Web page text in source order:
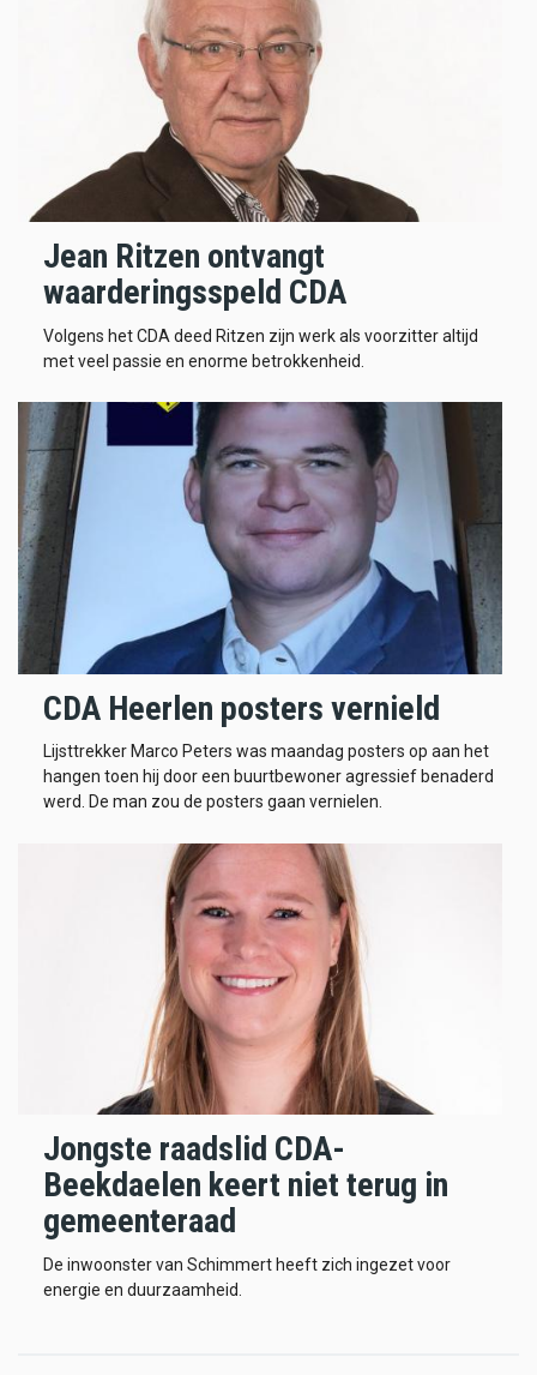
Jean Ritzen ontvangt
waarderingsspeld CDA
Volgens het CDA deed Ritzen zijn werk als voorzitter altijd
met veel passie en enorme betrokkenheid.
CDA Heerlen posters vernield
Lijsttrekker Marco Peters was maandag posters op aan het
hangen toen hij door een buurtbewoner agressief benaderd
werd. De man zou de posters gaan vernielen.
Jongste raadslid CDA-
Beekdaelen keert niet terug in
gemeenteraad
De inwoonster van Schimmert heeft zich ingezet voor
energie en duurzaamheid.